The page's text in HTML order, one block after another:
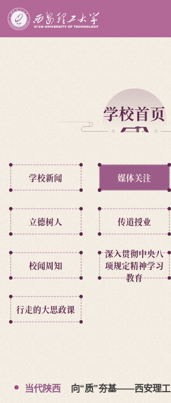
学校首页
学校新闻 媒体关注
立德树人 传道授业
校闻周知
深入贯彻中央八
项规定精神学习
教育
行走的大思政课
当代陕西
向“质”夯基——西安理工